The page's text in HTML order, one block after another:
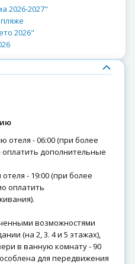
2026-2027"
2026"
дополнительные
- 19:00 (при более
оплатить
возможностями
(на 2, 3. 4 и 5 этажах),
в ванную комнату - 90
для передвижения